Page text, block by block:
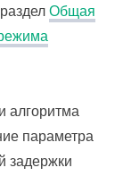
Общая
алгоритма
параметра
задержки